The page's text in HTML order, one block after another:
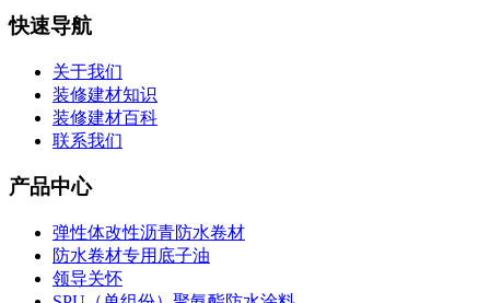
快速导航
关于我们
装修建材知识
装修建材百科
联系我们
产品中心
弹性体改性沥青防水卷材
防水卷材专用底子油
领导关怀